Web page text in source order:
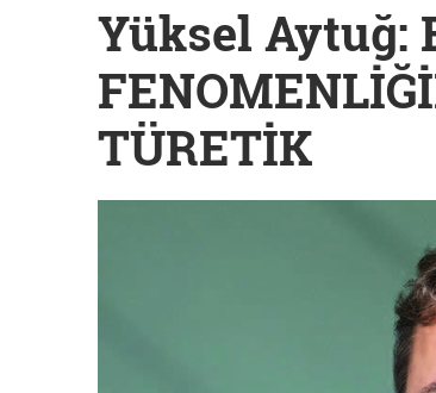
Yüksel Aytuğ:
TÜRETİK